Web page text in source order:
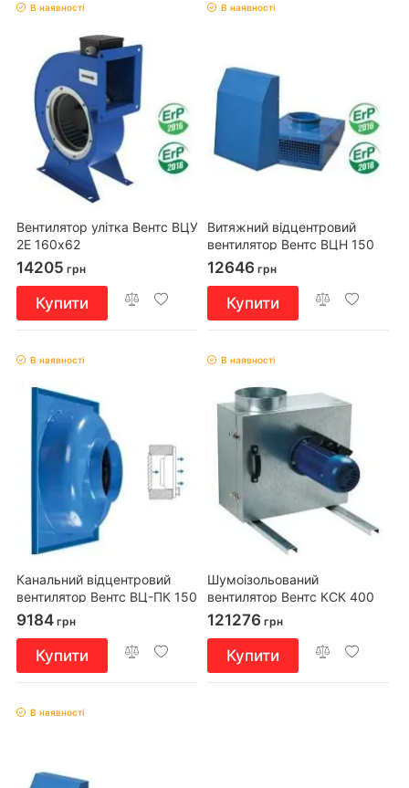
В наявності
Вентилятор улітка Вентс ВЦУ
2Е 160х62
14205 грн
Купити
В наявності
Витяжний відцентровий
вентилятор Вентс ВЦН 150
12646 грн
Купити
В наявності
Канальний відцентровий
вентилятор Вентс ВЦ-ПК 150
9184 грн
Купити
В наявності
Шумоізольований
вентилятор Вентс КСК 400
4Д
121276 грн
Купити
В наявності